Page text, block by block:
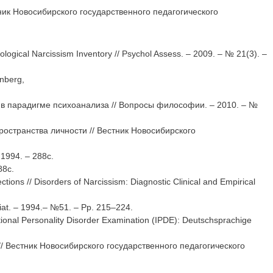
государственного педагогического
Narcissism Inventory // Psychol Assess. – 2009. – № 21(3). –
парадигме психоанализа // Вопросы философии. – 2010. – №
личности // Вестник Новосибирского
– 288с.
// Disorders of Narcissism: Diagnostic Clinical and Empirical
– 1994.– №51. – Рр. 215–224.
Personality Disorder Examination (IPDE): Deutschsprachige
Новосибирского государственного педагогического